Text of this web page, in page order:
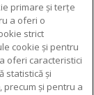
primare și terțe
a oferi o
strict
cookie și pentru
oferi caracteristici
statistică și
precum și pentru a